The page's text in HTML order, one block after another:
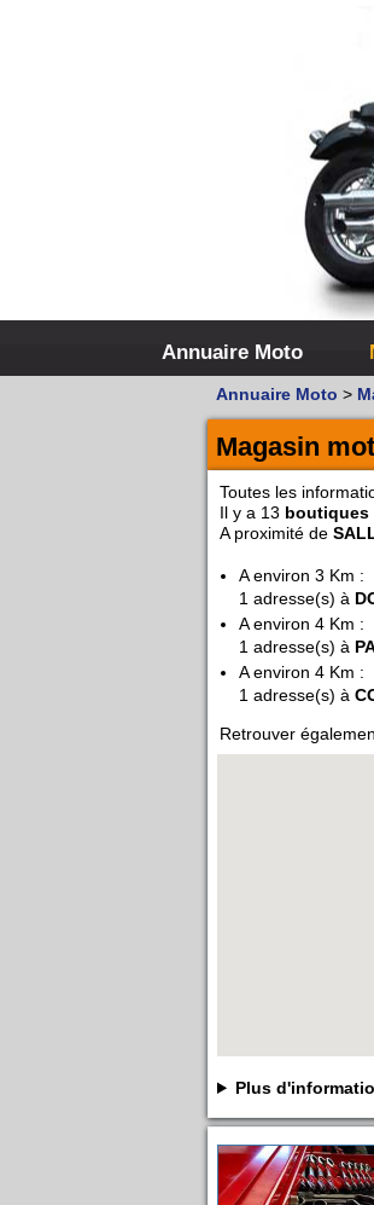
Annuaire Moto
Annuaire Moto >
Magasin
Toutes les
Il y a 13 boutiques
A proximité de
A environ 3 Km :
1 adresse(s) à
A environ 4 Km :
1 adresse(s) à
A environ 4 Km :
1 adresse(s) à
Retrouver
Plus